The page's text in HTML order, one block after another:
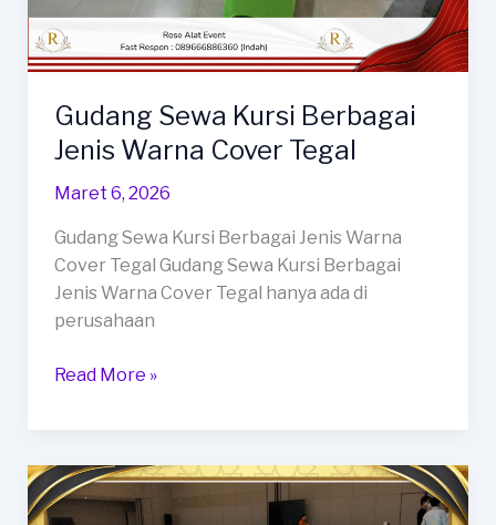
Gudang Sewa Kursi Berbagai
Jenis Warna Cover Tegal
Maret 6, 2026
Gudang Sewa Kursi Berbagai Jenis Warna
Cover Tegal Gudang Sewa Kursi Berbagai
Jenis Warna Cover Tegal hanya ada di
perusahaan
Gudang
Jenis
Warna
Read More »